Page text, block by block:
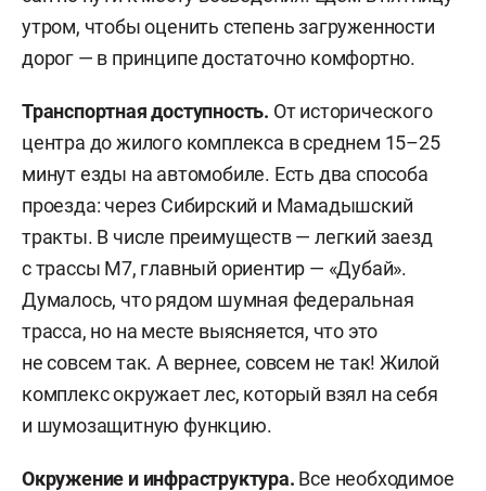
утром, чтобы оценить степень загруженности
дорог — в принципе достаточно комфортно.
Транспортная доступность. От исторического
центра до жилого комплекса в среднем 15–25
минут езды на автомобиле. Есть два способа
проезда: через Сибирский и Мамадышский
тракты. В числе преимуществ — легкий заезд
с трассы М7, главный ориентир — «Дубай».
Думалось, что рядом шумная федеральная
трасса, но на месте выясняется, что это
не совсем так. А вернее, совсем не так! Жилой
комплекс окружает лес, который взял на себя
и шумозащитную функцию.
Окружение и инфраструктура. Все необходимое